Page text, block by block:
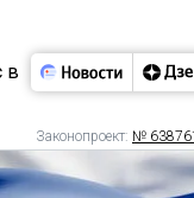
в
Законопроект: №